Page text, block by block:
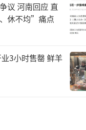
议 河南回应 直
休不均”痛点
3小时售罄 鲜羊